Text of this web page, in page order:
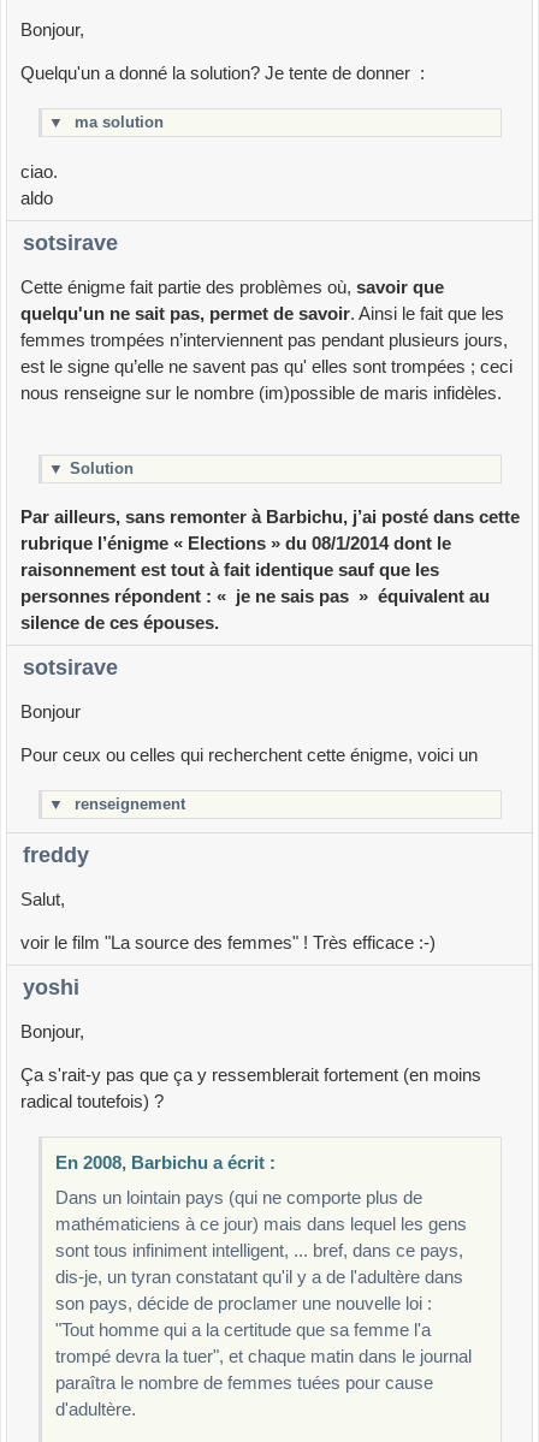
Bonjour,
Quelqu'un a donné la solution? Je tente de donner :
▼ ma solution
ciao.
aldo
sotsirave
Cette énigme fait partie des problèmes où, savoir que
quelqu'un ne sait pas, permet de savoir. Ainsi le fait que les
femmes trompées n’interviennent pas pendant plusieurs jours,
est le signe qu’elle ne savent pas qu' elles sont trompées ; ceci
nous renseigne sur le nombre (im)possible de maris infidèles.
▼ Solution
Par ailleurs, sans remonter à Barbichu, j’ai posté dans cette
rubrique l’énigme « Elections » du 08/1/2014 dont le
raisonnement est tout à fait identique sauf que les
personnes répondent : « je ne sais pas » équivalent au
silence de ces épouses.
sotsirave
Bonjour
Pour ceux ou celles qui recherchent cette énigme, voici un
▼ renseignement
freddy
Salut,
voir le film "La source des femmes" ! Très efficace :-)
yoshi
Bonjour,
Ça s'rait-y pas que ça y ressemblerait fortement (en moins
radical toutefois) ?
En 2008, Barbichu a écrit :
Dans un lointain pays (qui ne comporte plus de
mathématiciens à ce jour) mais dans lequel les gens
sont tous infiniment intelligent, ... bref, dans ce pays,
dis-je, un tyran constatant qu'il y a de l'adultère dans
son pays, décide de proclamer une nouvelle loi :
"Tout homme qui a la certitude que sa femme l'a
trompé devra la tuer", et chaque matin dans le journal
paraîtra le nombre de femmes tuées pour cause
d'adultère.